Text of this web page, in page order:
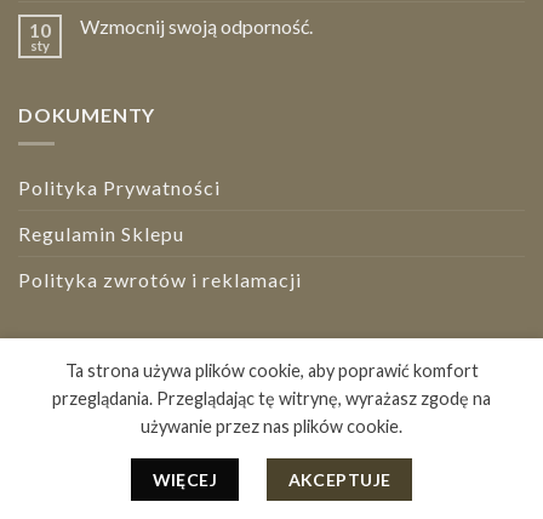
10
sty
Wzmocnij swoją odporność.
DOKUMENTY
Polityka Prywatności
Regulamin Sklepu
Polityka zwrotów i reklamacji
Bezpieczne płatności
Copyright 2026 ©
Ta strona używa plików cookie, aby poprawić komfort
przeglądania. Przeglądając tę witrynę, wyrażasz zgodę na
używanie przez nas plików cookie.